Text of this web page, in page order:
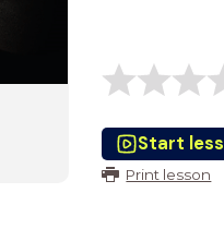
Start
Print lesson